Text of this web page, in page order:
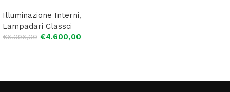
Illuminazione Interni,
Lampadari Classci
€6.096,00 €4.600,00